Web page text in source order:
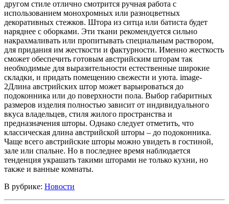
другом стиле отлично смотрится ручная работа с
использованием монохромных или разноцветных
декоративных стежков. Штора из ситца или батиста будет
наряднее с оборками. Эти ткани рекомендуется сильно
накрахмаливать или пропитывать специальным раствором,
для придания им жесткости и фактурности. Именно жесткость
сможет обеспечить готовым австрийским шторам так
необходимые для выразительности естественные широкие
складки, и придать помещению свежести и уюта. image-
2Длина австрийских штор может варьироваться до
подоконника или до поверхности пола. Выбор габаритных
размеров изделия полностью зависит от индивидуального
вкуса владельцев, стиля жилого пространства и
предназначения шторы. Однако следует отметить, что
классическая длина австрийской шторы – до подоконника.
Чаще всего австрийские шторы можно увидеть в гостиной,
зале или спальне. Но в последнее время наблюдается
тенденция украшать такими шторами не только кухни, но
также и ванные комнаты.
В рубрике: Новости